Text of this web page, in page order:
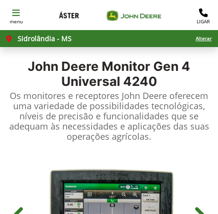
menu LIGAR
Sidrolândia - MS Alterar
John Deere Monitor Gen 4
Universal 4240
Os monitores e receptores John Deere oferecem
uma variedade de possibilidades tecnológicas,
níveis de precisão e funcionalidades que se
adequam às necessidades e aplicações das suas
operações agrícolas.